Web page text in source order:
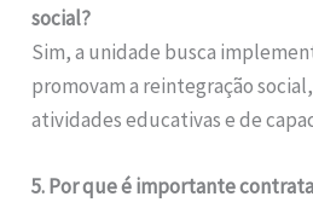
social?
Sim, a unidade busca
promovam a reintegração
atividades educativas e de
5. Por que é importante